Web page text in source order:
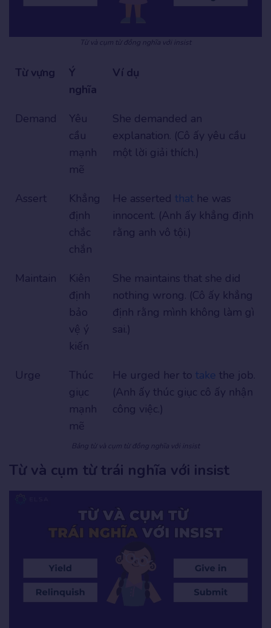
Từ và cụm từ đồng nghĩa với insist
Từ vựng
Ý
nghĩa
Ví dụ
Demand
Yêu
cầu
mạnh
mẽ
She demanded an
explanation. (Cô ấy yêu cầu
một lời giải thích.)
Assert
Khẳng
định
chắc
chắn
He asserted that he was
innocent. (Anh ấy khẳng định
rằng anh vô tội.)
Maintain
Kiên
định
bảo
vệ ý
kiến
She maintains that she did
nothing wrong. (Cô ấy khẳng
định rằng mình không làm gì
sai.)
Urge
Thúc
giục
mạnh
mẽ
He urged her to take the job.
(Anh ấy thúc giục cô ấy nhận
công việc.)
Bảng từ và cụm từ đồng nghĩa với insist
Từ và cụm từ trái nghĩa với insist